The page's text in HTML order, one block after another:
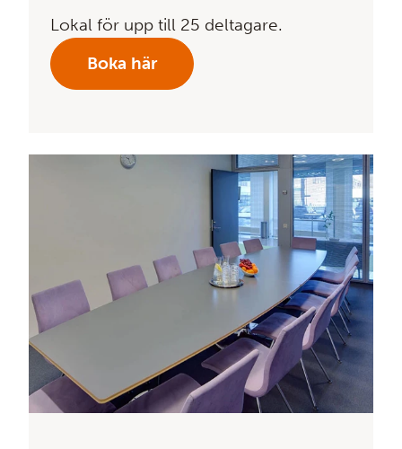
Lokal för upp till 25 deltagare.
Boka här